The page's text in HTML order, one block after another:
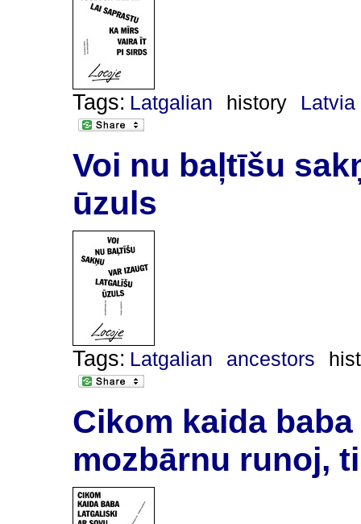
Tags: Latgalian history Latvia
Voi nu baļtīšu
ūzuls
Tags: Latgalian ancestors
Cikom kaida
mozbārnu runoj,